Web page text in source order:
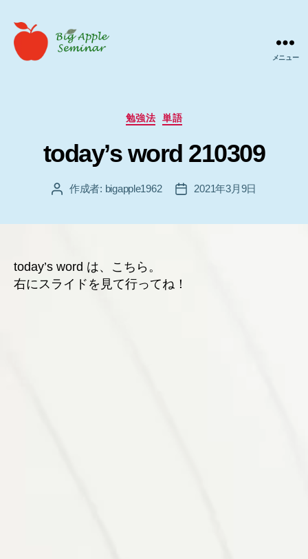
メニュー
カ
ゴ
リ
勉強法 単語
today’s word 210309
投 作成者: bigapple1962
投
2021年3月9日
today’s word は、こちら。
右にスライドを見て行ってね！